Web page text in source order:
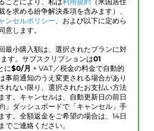
ことにより、私は利用規約 （米国居住
を求める紛争解決条項を含みます）、
ンセルポリシー、および以下に定めら
意します。
最小購入額は、選択されたプランに対
す。サブスクリプションは01
に$0/月 + VAT／税金の料金で自動的
事前通知のうえ変更される場合があり
れない限り、選択されたお支払い方法
す。キャンセルは、自動更新日の前日
」ダッシュボードで「キャンセル」手
す。全額返金をご希望の場合は、14日
でご連絡ください。